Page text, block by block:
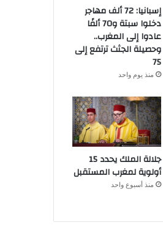
إسبانيا: 72 ألف مهاجر
دخلوا سبتة و70 ألفًا
عادوا إلى المغرب..
وحصيلة الجثث ترتفع إلى
75
منذ يوم واحد
جلالة الملك يحدد 15
أولوية لمغرب المستقبل
منذ أسبوع واحد